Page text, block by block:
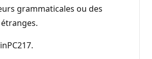
grammaticales ou des